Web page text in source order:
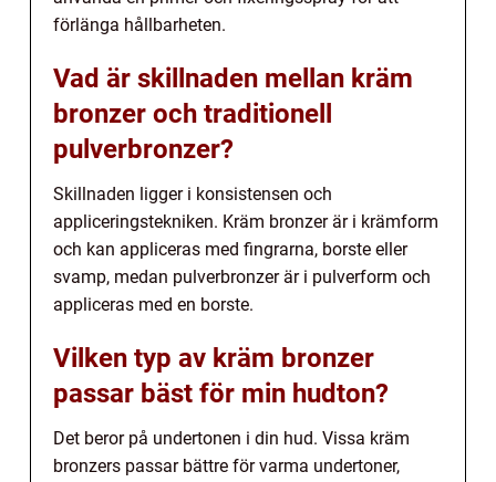
förlänga hållbarheten.
Vad är skillnaden mellan kräm
bronzer och traditionell
pulverbronzer?
Skillnaden ligger i konsistensen och
appliceringstekniken. Kräm bronzer är i krämform
och kan appliceras med fingrarna, borste eller
svamp, medan pulverbronzer är i pulverform och
appliceras med en borste.
Vilken typ av kräm bronzer
passar bäst för min hudton?
Det beror på undertonen i din hud. Vissa kräm
bronzers passar bättre för varma undertoner,